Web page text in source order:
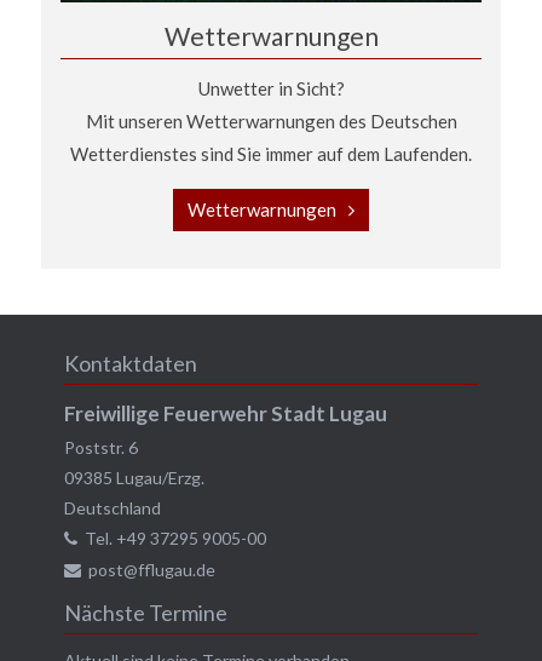
Wetterwarnungen
Unwetter in Sicht?
Mit unseren Wetterwarnungen des Deutschen
Wetterdienstes sind Sie immer auf dem Laufenden.
Wetterwarnungen
Kontaktdaten
Freiwillige Feuerwehr Stadt Lugau
Poststr. 6
09385 Lugau/Erzg.
Deutschland
Tel. +49 37295 9005-00
post@fflugau.de
Nächste Termine